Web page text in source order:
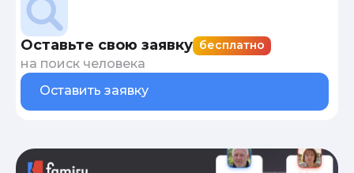
Оставьте свою заявку бесплатно
на поиск человека
Оставить заявку